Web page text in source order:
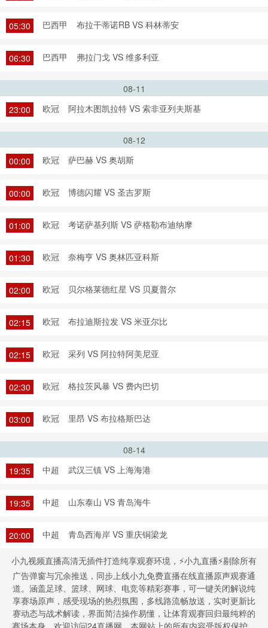
05:30 巴西甲 布拉干蒂诺RB VS 科林蒂安
06:30 巴西甲 弗拉门戈 VS 维多利亚
08-11
23:00
欧冠 阿拉木图凯拉特 VS 索非亚列夫斯基
08-12
00:00
欧冠 萨巴赫 VS 奥胡斯
00:00 欧冠 博德闪耀 VS 圣吉罗斯
01:00 欧冠 考诺萨基列斯 VS 萨格勒布迪纳摩
01:30 欧冠 奈梅亨 VS 奥林匹亚科斯
02:00 欧冠 贝尔格莱德红星 VS 贝夏普尔
02:15 欧冠 布拉迪斯拉发 VS 米亚尔比
02:15 欧冠 采列 VS 阿拉特阿美尼亚
02:30 欧冠 格拉茨风暴 VS 费内巴切
03:00 欧冠 里昂 VS 布拉格斯巴达
08-14
19:35
中超 武汉三镇 VS 上海海港
19:35 中超 山东泰山 VS 青岛海牛
20:00 中超 青岛西海岸 VS 重庆铜梁龙
小九视频直播高清无插件打造纯享观赛环境，⚡小九直播⚡剔除所有
广告弹窗与冗余推送，同步上线小九免费直播在线直播原声观赛通
道。涵盖足球、篮球、网球、电竞等精彩赛事，可一键关闭解说纯
享赛场原声，感受现场的热烈氛围，多线路流畅放送，实时更新比
赛动态与战术解读，界面简洁操作易懂，让体育观赛回归最纯粹的
赛场本身。欢迎访问24直播网，本网站上的所有内容受版权保护。